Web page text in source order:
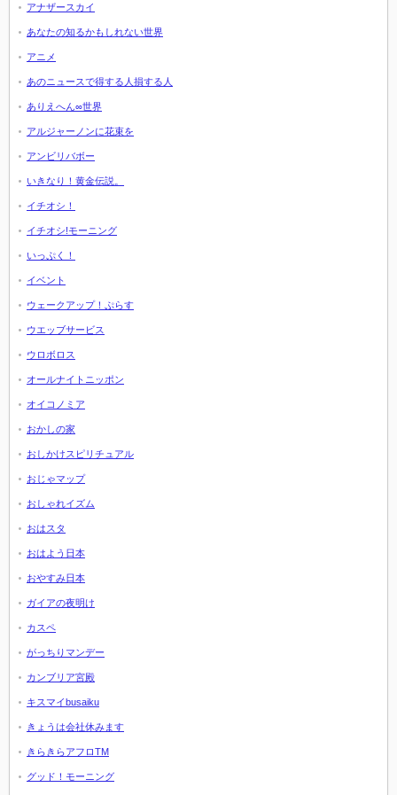
アナザースカイ
あなたの知るかもしれない世界
アニメ
あのニュースで得する人損する人
ありえへん∞世界
アルジャーノンに花束を
アンビリバボー
いきなり！黄金伝説。
イチオシ！
イチオシ!モーニング
いっぷく！
イベント
ウェークアップ！ぷらす
ウエッブサービス
ウロボロス
オールナイトニッポン
オイコノミア
おかしの家
おしかけスピリチュアル
おじゃマップ
おしゃれイズム
おはスタ
おはよう日本
おやすみ日本
ガイアの夜明け
カスペ
がっちりマンデー
カンブリア宮殿
キスマイbusaiku
きょうは会社休みます
きらきらアフロTM
グッド！モーニング